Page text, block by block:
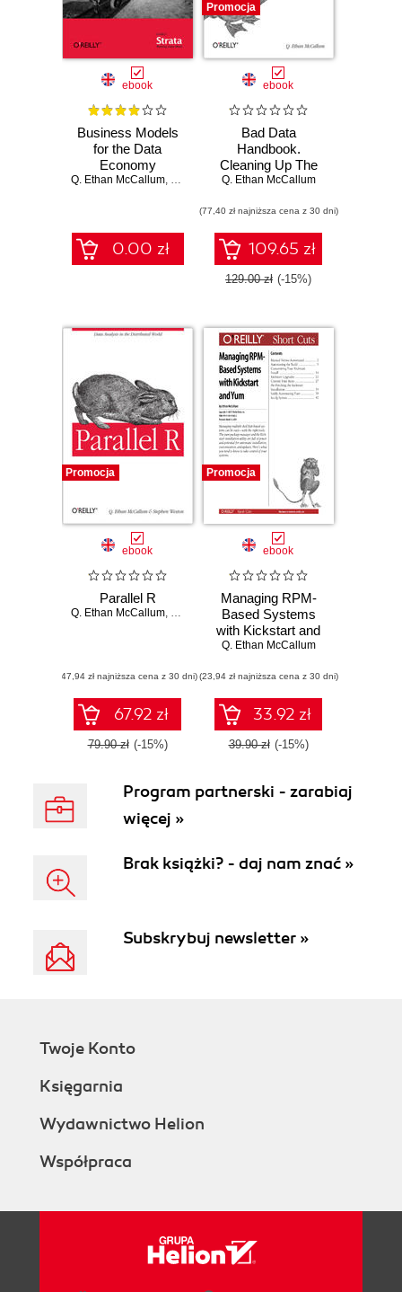
ebook
Business Models
for the Data
Economy
Q. Ethan McCallum, Ken Gleason
0.00 zł
Promocja
ebook
Bad Data
Handbook.
Cleaning Up The
Data So You Can
Q. Ethan McCallum
(77,40 zł najniższa cena z 30 dni)
109.65 zł
129.00 zł (-15%)
Promocja
ebook
Parallel R
Q. Ethan McCallum, Stephen Weston
(47,94 zł najniższa cena z 30 dni)
67.92 zł
79.90 zł (-15%)
Promocja
ebook
Managing RPM-
Based Systems
with Kickstart and
Yum
Q. Ethan McCallum
(23,94 zł najniższa cena z 30 dni)
33.92 zł
39.90 zł (-15%)
Program partnerski - zarabiaj
więcej »
Brak książki? - daj nam znać »
Subskrybuj newsletter »
Twoje Konto
Księgarnia
Wydawnictwo Helion
Współpraca